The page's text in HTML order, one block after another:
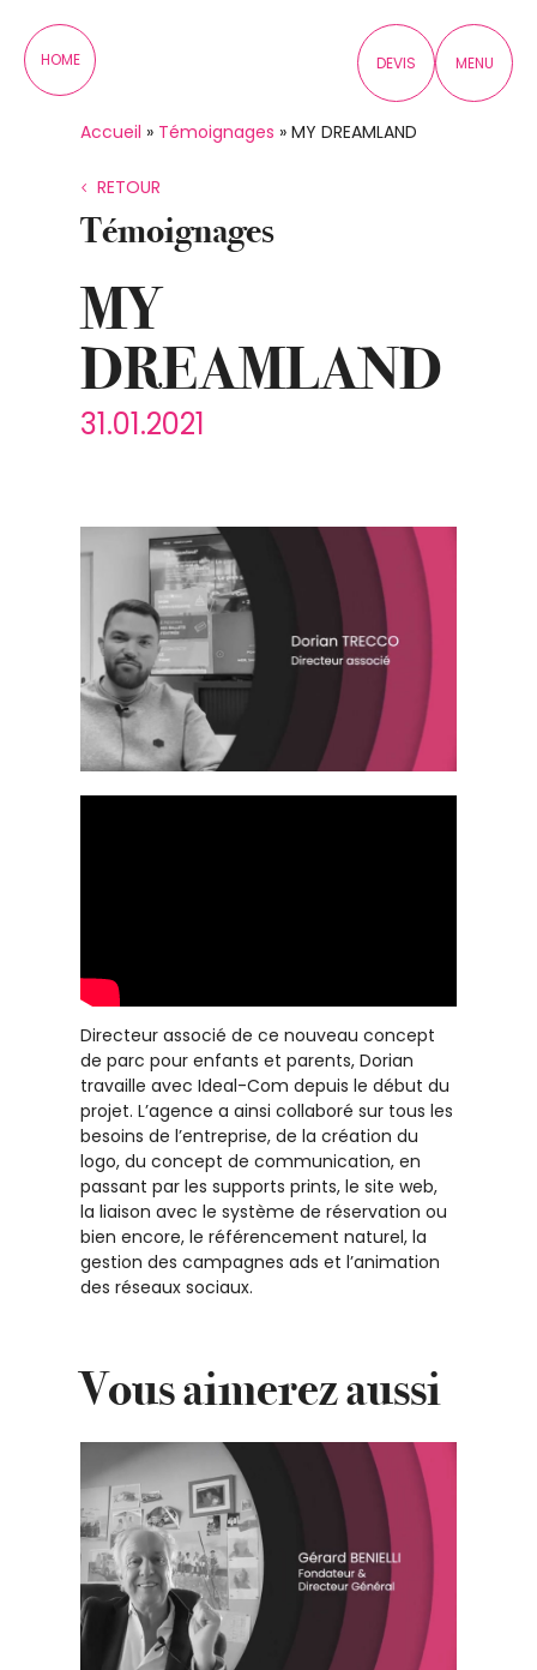
HOME DEVIS MENU
Accueil » Témoignages »MY DREAMLAND
RETOUR
Témoignages
MY
DREAMLAND
31.01.2021
Directeur associé de ce nouveau concept
de parc pour enfants et parents, Dorian
travaille avec Ideal-Com depuis le début du
projet. L’agence a ainsi collaboré sur tous les
besoins de l’entreprise, de la création du
logo, du concept de communication, en
passant par les supports prints, le site web,
la liaison avec le système de réservation ou
bien encore, le référencement naturel, la
gestion des campagnes ads et l’animation
des réseaux sociaux.
Vous aimerez aussi